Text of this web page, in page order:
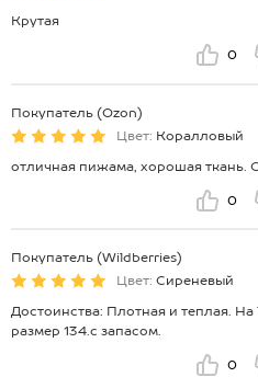
Крутая
0
Покупатель (Ozon)
Цвет: Коралловый
отличная пижама, хорошая ткань.
0
Покупатель (Wildberries)
Цвет: Сиреневый
Достоинства: Плотная и теплая. На
размер 134.с запасом.
0